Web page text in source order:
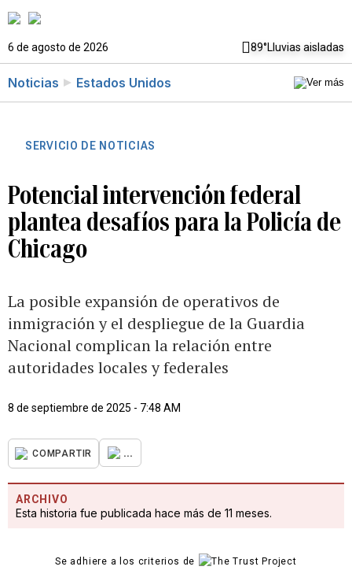
6 de agosto de 2026 89°Lluvias aisladas
Noticias Estados Unidos
SERVICIO DE NOTICIAS
Potencial intervención federal
plantea desafíos para la Policía de
Chicago
La posible expansión de operativos de
inmigración y el despliegue de la Guardia
Nacional complican la relación entre
autoridades locales y federales
8 de septiembre de 2025 - 7:48 AM
COMPARTIR ...
ARCHIVO
Esta historia fue publicada hace más de 11 meses.
Se adhiere a los criterios de